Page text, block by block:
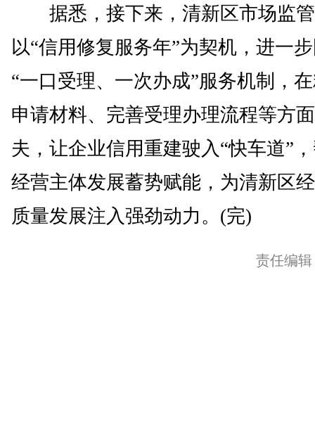
据悉，接下来，清新区市场监
以“信用修复服务年”为契机，进一
“一口受理、一次办成”服务机制，
申请材料、完善受理办理流程等方
夫，让企业信用重建驶入“快车道”
经营主体发展蓄势赋能，为清新区
质量发展注入强劲动力。(完)
责任编